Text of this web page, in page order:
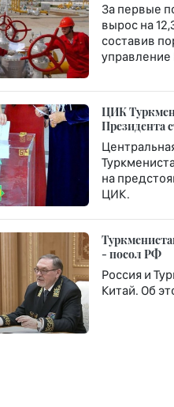
За первые
вырос на
составив
управление
ЦИК
Президента
на
ЦИК.
- посол РФ
Россия и
Китай. Об